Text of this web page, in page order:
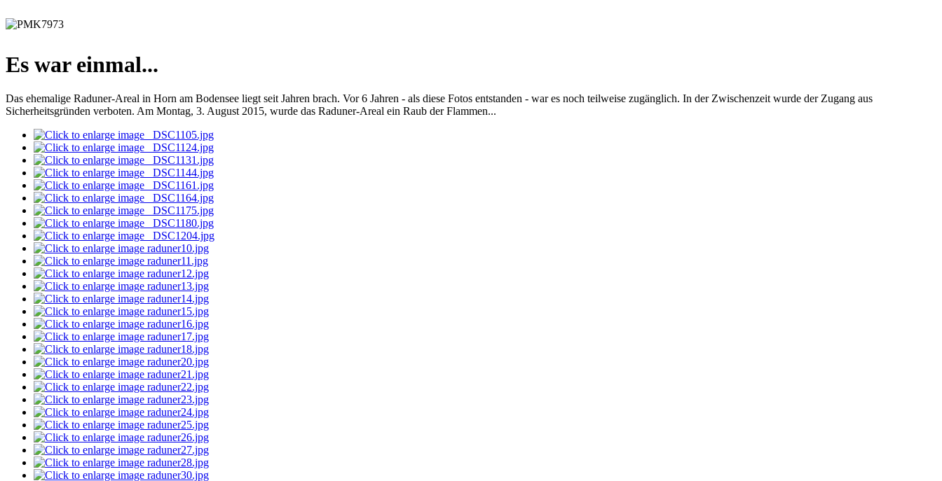
Es war einmal...
Das ehemalige Raduner-Areal in Horn am Bodensee liegt seit Jahren brach. Vor 6 Jahren - als diese Fotos entstanden - war es noch teilweise zugänglich. In der Zwischenzeit wurde der Zugang aus
Sicherheitsgründen verboten. Am Montag, 3. August 2015, wurde das Raduner-Areal ein Raub der Flammen...